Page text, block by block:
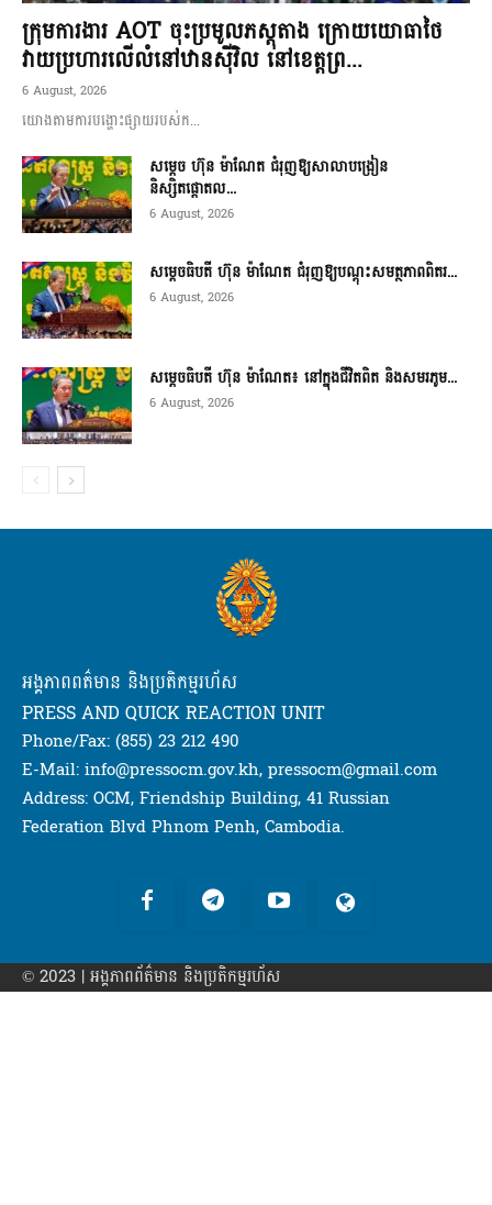
ក្រុមការងារ AOT ចុះប្រមូលភស្តុតាង ក្រោយយោធាថៃ
វាយប្រហារលើលំនៅឋានស៊ីវិល នៅខេត្តព្រ...
6 August, 2026
យោងតាមការបង្ហោះផ្សាយរបស់ក...
សម្តេច ហ៊ុន ម៉ាណែត ជំរុញឱ្យសាលាបង្រៀន
និស្សិតផ្តោតល...
6 August, 2026
សម្តេចធិបតី ហ៊ុន ម៉ាណែត ជំរុញឱ្យបណ្តុះសមត្ថភាពពិតរ...
6 August, 2026
សម្តេចធិបតី ហ៊ុន ម៉ាណែត៖ នៅក្នុងជីវិតពិត និងសមរភូម...
6 August, 2026
អង្គភាពពត៌មាន និងប្រតិកម្មរហ័ស
PRESS AND QUICK REACTION UNIT
Phone/Fax: (855) 23 212 490
E-Mail: info@pressocm.gov.kh, pressocm@gmail.com
Address: OCM, Friendship Building, 41 Russian
Federation Blvd Phnom Penh, Cambodia.
© 2023 | អង្គភាព​ព័ត៌មាន​ និងប្រតិកម្មរហ័ស